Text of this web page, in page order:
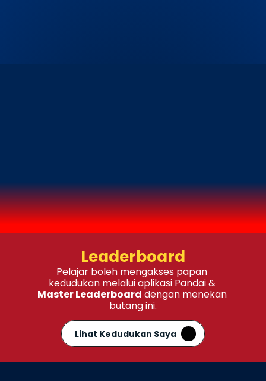
Leaderboard
Pelajar boleh mengakses papan
kedudukan melalui aplikasi Pandai &
Master Leaderboard dengan menekan
butang ini.
Lihat Kedudukan Saya